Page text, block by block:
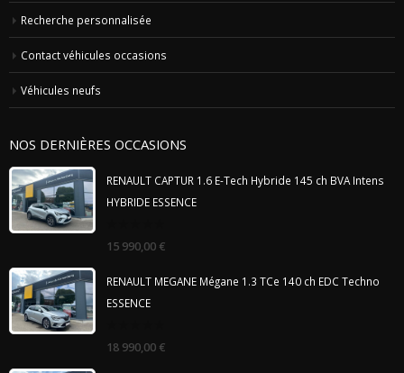
Recherche personnalisée
Contact véhicules occasions
Véhicules neufs
NOS DERNIÈRES OCCASIONS
RENAULT CAPTUR 1.6 E-Tech Hybride 145 ch BVA Intens
HYBRIDE ESSENCE
out
15 990,00 €
RENAULT MEGANE Mégane 1.3 TCe 140 ch EDC Techno
ESSENCE
out
18 990,00 €